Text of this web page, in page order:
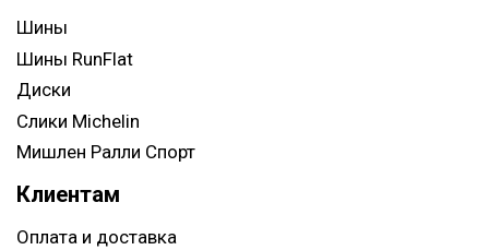
Шины
Шины RunFlat
Диски
Слики Michelin
Мишлен Ралли Спорт
Клиентам
Оплата и доставка